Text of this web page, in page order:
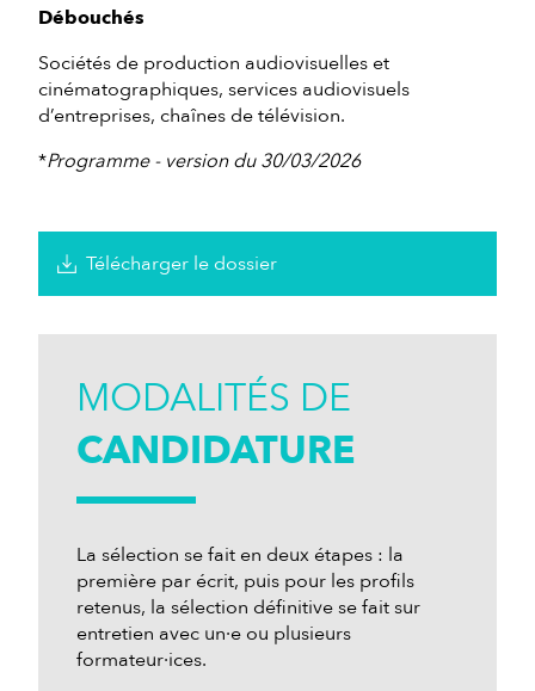
Débouchés
Sociétés de production audiovisuelles et
cinématographiques, services audiovisuels
d’entreprises, chaînes de télévision.
*Programme - version du 30/03/2026
Télécharger le dossier
MODALITÉS DE
CANDIDATURE
La sélection se fait en deux étapes : la
première par écrit, puis pour les profils
retenus, la sélection définitive se fait sur
entretien avec un·e ou plusieurs
formateur·ices.